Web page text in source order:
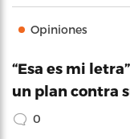
Opiniones
“Esa es mi
un plan contra
0